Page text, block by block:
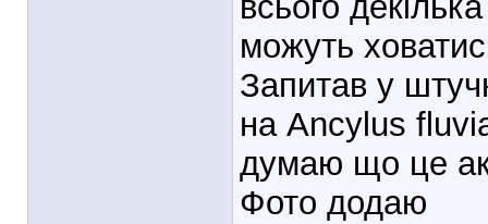
можуть
Запитав у
на Ancylus
думаю що це
Фото додаю